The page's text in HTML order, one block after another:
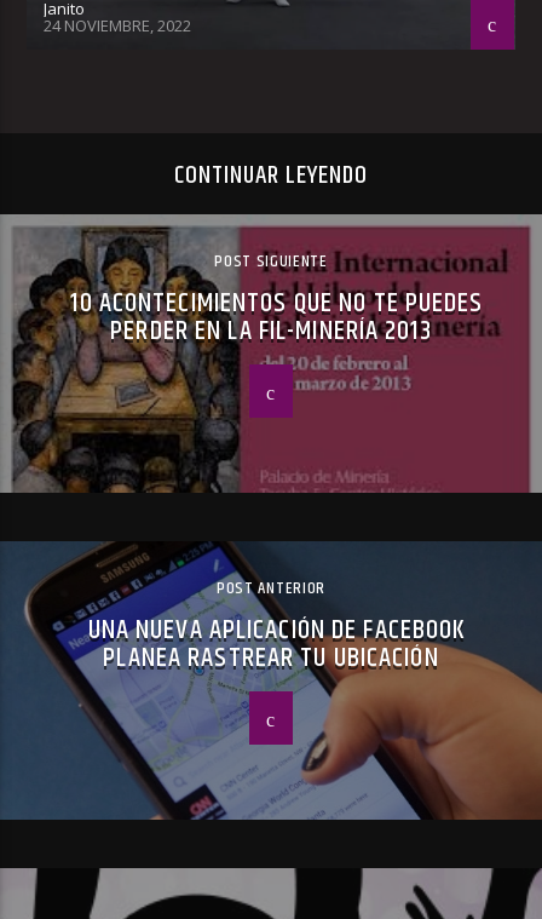
Janito
24 NOVIEMBRE, 2022
CONTINUAR LEYENDO
POST SIGUIENTE
10 ACONTECIMIENTOS QUE NO TE PUEDES
PERDER EN LA FIL-MINERÍA 2013
POST ANTERIOR
UNA NUEVA APLICACIÓN DE FACEBOOK
PLANEA RASTREAR TU UBICACIÓN